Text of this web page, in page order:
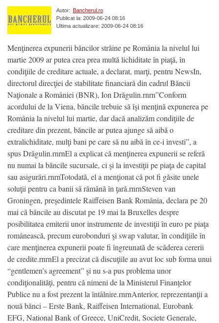
Autor: Bancherul.ro
Publicat la: 2009-06-24 08:16
Ultima actualizare: 2009-06-24 08:16
Menţinerea expunerii băncilor străine pe România la nivelul lui
martie 2009 ar putea crea prea multă lichiditate în piaţă, în
condiţiile de creditare actuale, a declarat, marţi, pentru NewsIn,
directorul direcţiei de stabilitate financiară din cadrul Băncii
Naţionale a României (BNR), Ion Drăgulin.rnrn”Conform
acordului de la Viena, băncile trebuie să îşi menţină expunerea pe
România la nivelul lui martie, dar dacă analizăm condiţiile de
creditare din prezent, băncile ar putea ajunge să aibă o
extralichiditate, mulţi bani pe care să nu aibă în ce-i investi”, a
spus Drăgulin.rnrnEl a explicat că menţinerea expunerii se referă
nu numai la băncile sucursale, ci şi la investiţii pe piaţa de capital
sau asigurări.rnrnTotodată, el a menţionat că pot fi găsite unele
soluţii pentru ca banii să rămână în ţară.rnrnSteven van
Groningen, preşedintele Raiffeisen Bank România, declara pe 20
mai că băncile au discutat pe 19 mai la Bruxelles despre
posibilitatea emiterii unor instrumente de investiţii în euro pe piaţa
românească, precum eurobonduri şi swap valutar, în condiţiile în
care menţinerea expunerii poate fi îngreunată de scăderea cererii
de credite.rnrnEl a precizat că discuţiile au avut loc sub forma unui
“gentlemen’s agreement” şi nu s-a pus problema unor
condiţionalităţi, pentru că nimeni de la Ministerul Finanţelor
Publice nu a fost prezent la întâlnire.rnrnAnterior, reprezentanţii a
nouă bănci – Erste Bank, Raiffeisen International, Eurobank
EFG, National Bank of Greece, UniCredit, Societe Generale,